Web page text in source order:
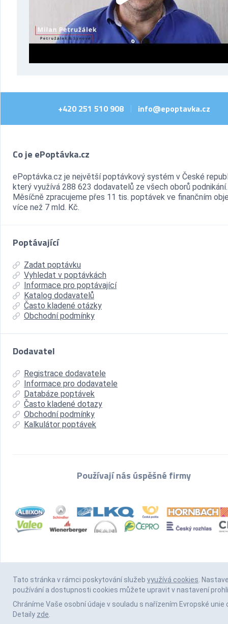
+420 251 510 908 info@epoptavka.cz
Co je ePoptávka.cz
ePoptávka.cz je největší poptávkový systém v České
který využívá 288 623 dodavatelů ze všech oborů podnikání.
Měsíčně zpracujeme přes 11 tis. poptávek ve finančním
více než 7 mld. Kč.
Poptávající
Zadat poptávku
Vyhledat v poptávkách
Informace pro poptávající
Katalog dodavatelů
Často kladené otázky
Obchodní podmínky
Dodavatel
Registrace dodavatele
Informace pro dodavatele
Databáze poptávek
Často kladené dotazy
Obchodní podmínky
Kalkulátor poptávek
Používají nás úspěšné firmy
Tato stránka v rámci poskytování služeb využívá cookies.
používání a dostupnosti cookies můžete upravit v nastavení
Chráníme Vaše osobní údaje v souladu s nařízením Evropské unie
Detaily zde.